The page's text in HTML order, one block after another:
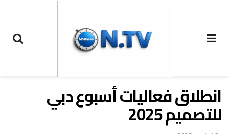
انطلاق فعاليات أسبوع دبي
للتصميم 2025